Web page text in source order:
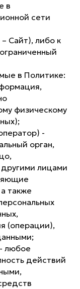
в
сети
Сайт), либо к
в Политике:
физическому
-
орган,
лицами
также
(операции),
любое
действий